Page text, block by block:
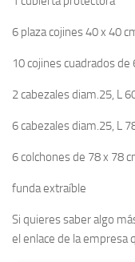
6 plaza cojines 40 x 40
10 cojines cuadrados de
2 cabezales diam.25, L
6 cabezales diam.25, L
6 colchones de 78 x 78
funda extraíble
Si quieres saber algo
el enlace de la empresa